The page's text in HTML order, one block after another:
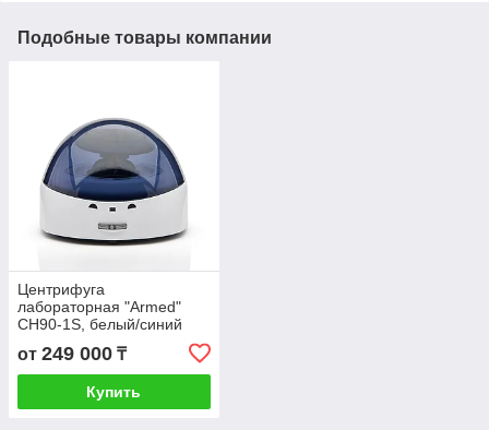
Подобные товары компании
Центрифуга
лабораторная "Armed"
CH90-1S, белый/синий
от 249 000 ₸
Купить